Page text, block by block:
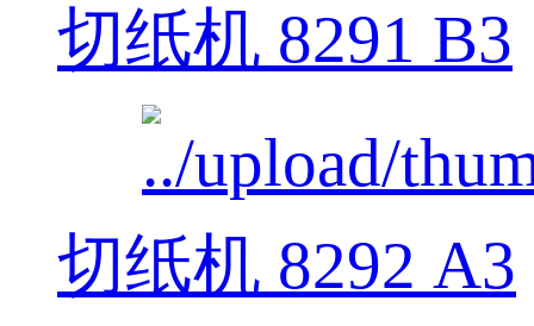
切纸机 8291 B3
切纸机 8292 A3